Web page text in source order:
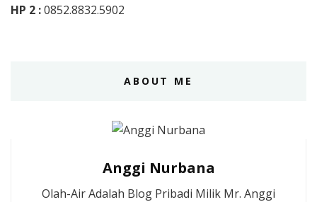
HP 2 :0852.8832.5902
ABOUT ME
Anggi Nurbana
Olah-Air Adalah Blog Pribadi Milik Mr. Anggi